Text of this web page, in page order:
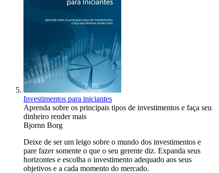
Investimentos para iniciantes
Aprenda sobre os principais tipos de investimentos e faça seu
dinheiro render mais
Bjornn Borg
Deixe de ser um leigo sobre o mundo dos investimentos e
pare fazer somente o que o seu gerente diz. Expanda seus
horizontes e escolha o investimento adequado aos seus
objetivos e a cada momento do mercado.